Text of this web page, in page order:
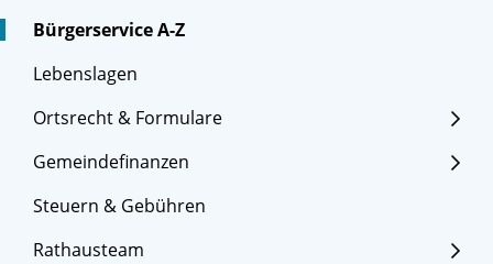
Bürgerservice A-Z
Lebenslagen
Ortsrecht & Formulare
Gemeindefinanzen
Steuern & Gebühren
Rathausteam